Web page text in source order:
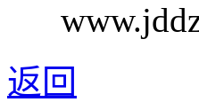
返回